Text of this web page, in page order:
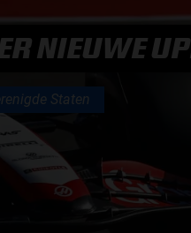
NIEUWE
Staten